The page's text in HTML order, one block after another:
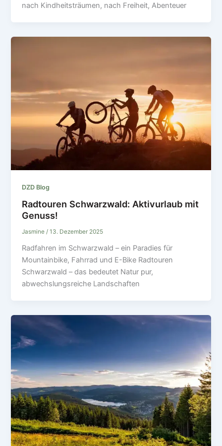
nach Kindheitsträumen, nach Freiheit, Abenteuer
DZD Blog
Radtouren Schwarzwald: Aktivurlaub mit
Genuss!
Jasmine/13. Dezember 2025
Radfahren im Schwarzwald – ein Paradies für
Mountainbike, Fahrrad und E-Bike Radtouren
Schwarzwald – das bedeutet Natur pur,
abwechslungsreiche Landschaften